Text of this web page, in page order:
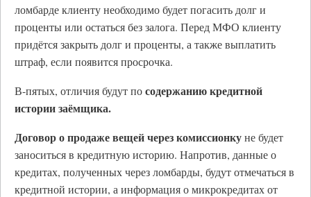
ломбарде клиенту необходимо будет погасить долг и
проценты или остаться без залога. Перед МФО клиенту
придётся закрыть долг и проценты, а также выплатить
штраф, если появится просрочка.
В-пятых, отличия будут посодержанию кредитной
истории заёмщика.
Договор о продаже вещей через комиссионкуне будет
заноситься в кредитную историю. Напротив, данные о
кредитах, полученных через ломбарды, будут отмечаться в
кредитной истории, а информация о микрокредитах от